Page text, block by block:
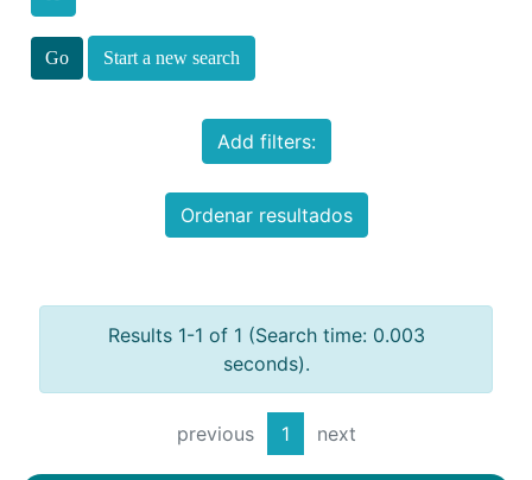
Start a new search
Add filters:
Ordenar resultados
Results 1-1 of 1 (Search time: 0.003
seconds).
previous 1 next